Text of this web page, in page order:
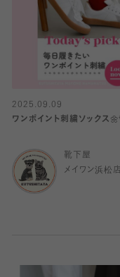
2025.09.09
ワンポイント刺繍ソックス
靴下屋
メイワン浜松店